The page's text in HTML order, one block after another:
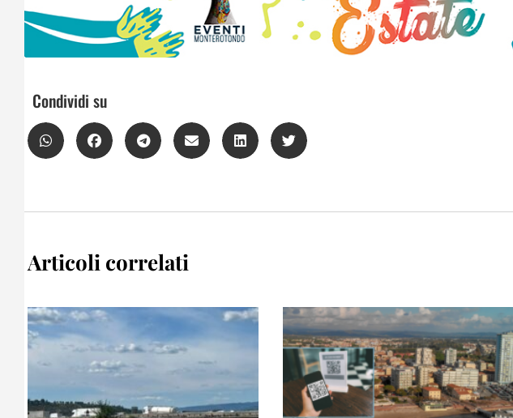
Condividi su
Articoli correlati